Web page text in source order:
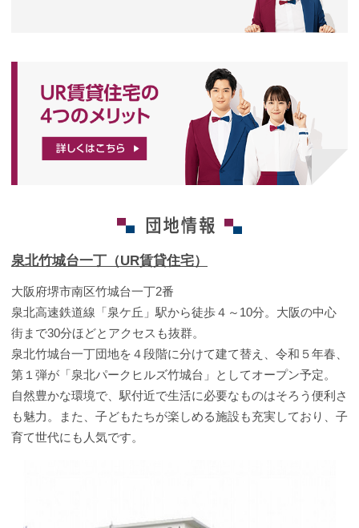
泉北竹城台一丁（UR賃貸住宅）
大阪府堺市南区竹城台一丁2番
泉北高速鉄道線「泉ケ丘」駅から徒歩４～10分。大阪の中心
街まで30分ほどとアクセスも抜群。
泉北竹城台一丁団地を４段階に分けて建て替え、令和５年春、
第１弾が「泉北パークヒルズ竹城台」としてオープン予定。
自然豊かな環境で、駅付近で生活に必要なものはそろう便利さ
も魅力。また、子どもたちが楽しめる施設も充実しており、子
育て世代にも人気です。